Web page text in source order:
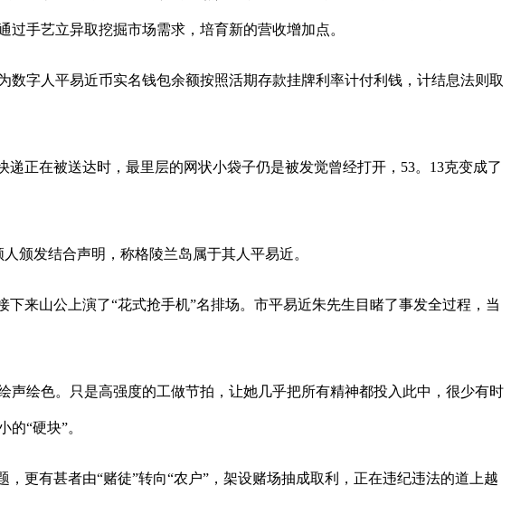
手艺立异取挖掘市场需求，培育新的营收增加点。
字人平易近币实名钱包余额按照活期存款挂牌利率计付利钱，计结息法则取
在被送达时，最里层的网状小袋子仍是被发觉曾经打开，53。13克变成了
发结合声明，称格陵兰岛属于其人平易近。
来山公上演了“花式抢手机”名排场。市平易近朱先生目睹了事发全过程，当
绘色。只是高强度的工做节拍，让她几乎把所有精神都投入此中，很少有时
“硬块”。
有甚者由“赌徒”转向“农户”，架设赌场抽成取利，正在违纪违法的道上越